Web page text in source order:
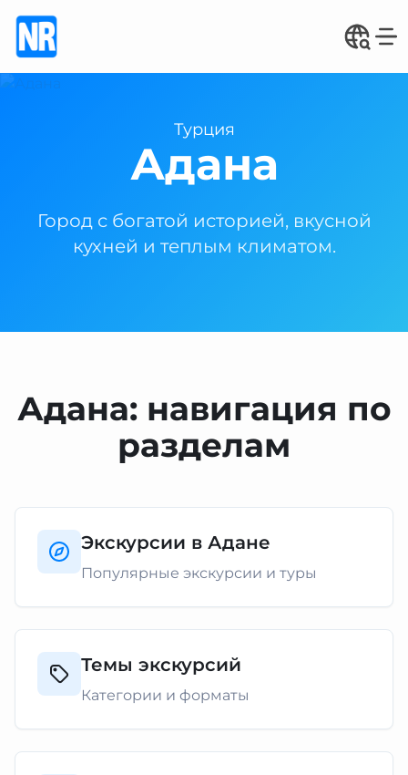
Турция
Адана
Город с богатой историей, вкусной
кухней и теплым климатом.
Адана: навигация по
разделам
Экскурсии в Адане
Популярные экскурсии и туры
Темы экскурсий
Категории и форматы